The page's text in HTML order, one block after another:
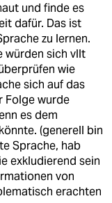
und finde es
dafür. Das ist
zu lernen.
würden sich vllt
wie
sich auf das
Folge wurde
es dem
(generell bin
Sprache, hab
exkludierend sein
von
erachten